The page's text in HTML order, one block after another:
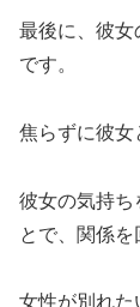
最後に、彼女
です。
焦らずに彼女
彼女の気持ち
とで、関係を
女性が別れた